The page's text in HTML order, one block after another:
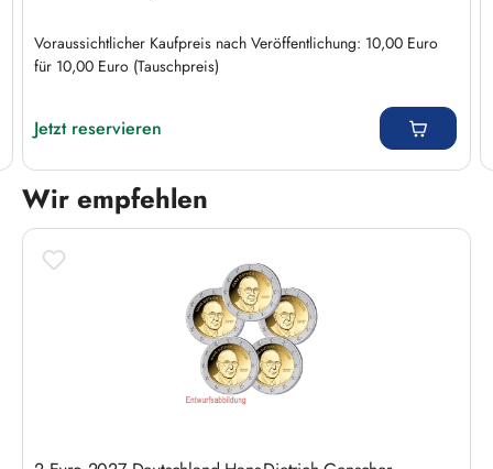
Voraussichtlicher Kaufpreis nach Veröffentlichung: 10,00 Euro
für 10,00 Euro (Tauschpreis)
Jetzt reservieren
Wir empfehlen
Produktgalerie überspringen